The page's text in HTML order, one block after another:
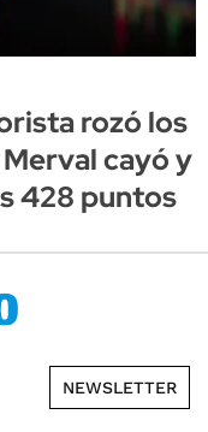
rozó los
cayó y
428 puntos
NEWSLETTER